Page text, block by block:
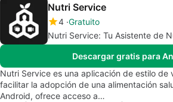
Nutri Service
4 Gratuito
Nutri Service: Tu Asistente de
Descargar gratis para
Nutri Service es una aplicación de estilo de
facilitar la adopción de una alimentación
Android, ofrece acceso a…